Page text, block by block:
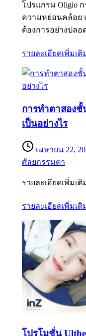
โปรแกรม Oligio
ความหย่อนคล้อย
ต้องการอย่างปล
รายละเอียดเพิ่มเติ
การทำตาสอง
เป็นอย่างไร
เมษายน 22,
ศัลยกรรมตา
รายละเอียดเพิ่มเติ
รายละเอียดเพิ่มเติ
โปรโมชั่น